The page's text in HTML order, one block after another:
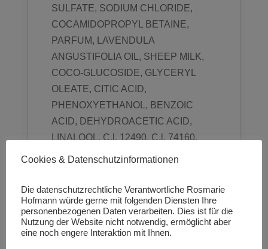
SULFATE, SODIUM CHLORIDE,
COCAMIDOPROPYL BETAINE,
PARFUM, LAVENDULA
ANGUSTIFOLIA OIL, SHEEP MILK,
COCO-GLUCOSIDE, GLYCERYL
OLEATE, CITIC ACID,
PHENOXYETHANOL, BENZOIC
ACID, DEHYDROACETIC ACID,
LINALOOL, C.l. 12490, C.l. 74160.
Hinweis FLOREX
Cookies & Datenschutzinformationen
Die datenschutzrechtliche Verantwortliche Rosmarie
Hofmann würde gerne mit folgenden Diensten Ihre
personenbezogenen Daten verarbeiten. Dies ist für die
Nutzung der Website nicht notwendig, ermöglicht aber
eine noch engere Interaktion mit Ihnen.